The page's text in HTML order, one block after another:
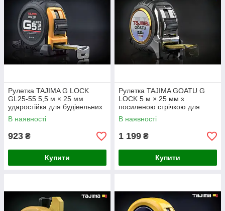
Рулетка TAJIMA G LOCK
GL25-55 5,5 м × 25 мм
ударостійка для будівельних
робіт
В наявності
923 ₴
Купити
Рулетка TAJIMA GOATU G
LOCK 5 м × 25 мм з
посиленою стрічкою для
точних вимірювань
В наявності
1 199 ₴
Купити